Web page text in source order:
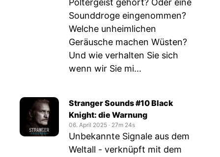
Poltergeist gehört? Oder eine
Sounddroge eingenommen?
Welche unheimlichen
Geräusche machen Wüsten?
Und wie verhalten Sie sich
wenn wir Sie mi...
Stranger Sounds #10 Black
Knight: die Warnung
06. April 2025 ‧ 27m 24s
Unbekannte Signale aus dem
Weltall - verknüpft mit dem